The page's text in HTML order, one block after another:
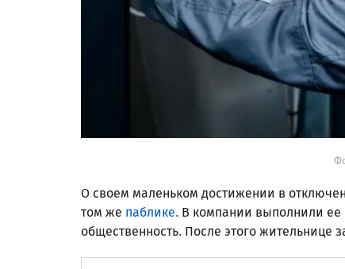
О своем маленьком достижении в
том же паблике. В компании выполнили ее
общественность. После этого жительнице